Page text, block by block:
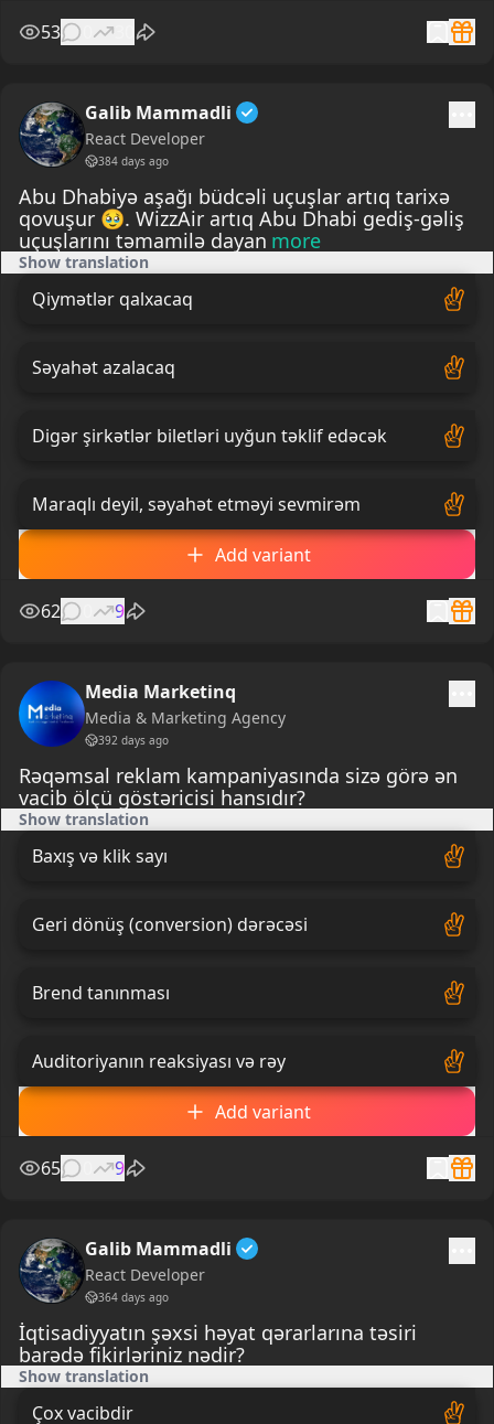
53
Galib Mammadli
React Developer
384 days ago
Abu Dhabiyə aşağı büdcəli uçuşlar artıq tarixə
qovuşur 🥹. WizzAir artıq Abu Dhabi gediş-gəliş
uçuşlarını təmamilə dayan more
Show translation
Qiymətlər qalxacaq
Səyahət azalacaq
Digər şirkətlər biletləri uyğun təklif edəcək
Maraqlı deyil, səyahət etməyi sevmirəm
Add variant
62 9
Media Marketinq
Media & Marketing Agency
392 days ago
Rəqəmsal reklam kampaniyasında sizə görə ən
vacib ölçü göstəricisi hansıdır?
Show translation
Baxış və klik sayı
Geri dönüş (conversion) dərəcəsi
Brend tanınması
Auditoriyanın reaksiyası və rəy
Add variant
65 9
Galib Mammadli
React Developer
364 days ago
İqtisadiyyatın şəxsi həyat qərarlarına təsiri
barədə fikirləriniz nədir?
Show translation
Çox vacibdir